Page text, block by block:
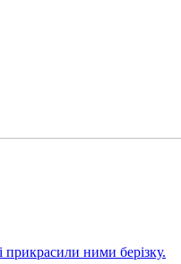
прикрасили ними берізку.